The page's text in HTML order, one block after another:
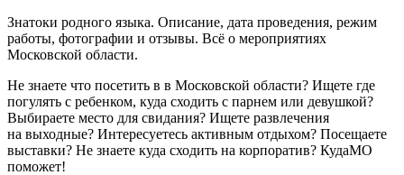
Знатоки родного языка. Описание, дата проведения, режим
работы, фотографии и отзывы. Всё о мероприятиях
Московской области.
Не знаете что посетить в в Московской области? Ищете где
погулять с ребенком, куда сходить с парнем или девушкой?
Выбираете место для свидания? Ищете развлечения
на выходные? Интересуетесь активным отдыхом? Посещаете
выставки? Не знаете куда сходить на корпоратив? КудаМО
поможет!